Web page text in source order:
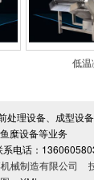
低温
处理设备、成型设
糜设备等业务
系电话：
械制造有限公司